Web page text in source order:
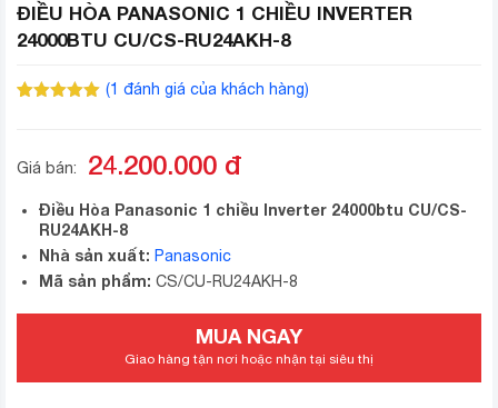
ĐIỀU HÒA PANASONIC 1 CHIỀU INVERTER
24000BTU CU/CS-RU24AKH-8
(1 đánh giá của khách hàng)
Giá bán: 24.200.000 đ
Điều Hòa Panasonic 1 chiều Inverter 24000btu CU/CS-
RU24AKH-8
Nhà sản xuất: Panasonic
Mã sản phẩm: CS/CU-RU24AKH-8
MUA NGAY
Giao hàng tận nơi hoặc nhận tại siêu thị